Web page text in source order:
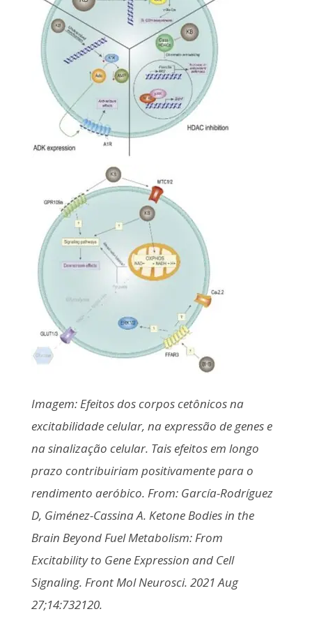
Imagem: Efeitos dos corpos cetônicos na
excitabilidade celular, na expressão de genes e
na sinalização celular. Tais efeitos em longo
prazo contribuiriam positivamente para o
rendimento aeróbico. From: García-Rodríguez
D, Giménez-Cassina A. Ketone Bodies in the
Brain Beyond Fuel Metabolism: From
Excitability to Gene Expression and Cell
Signaling. Front Mol Neurosci. 2021 Aug
27;14:732120.